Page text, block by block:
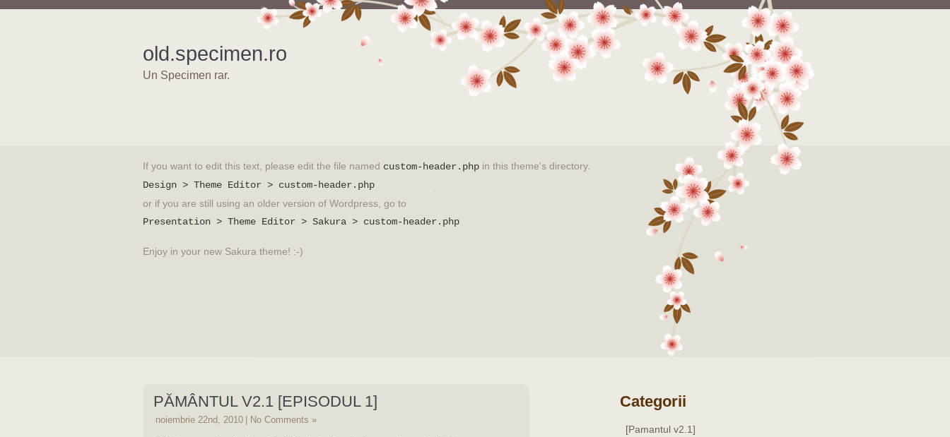
old.specimen.ro
Un Specimen rar.
If you want to edit this text, please edit the file named custom-header.php in this theme's directory.
Design > Theme Editor > custom-header.php
or if you are still using an older version of Wordpress, go to
Presentation > Theme Editor > Sakura > custom-header.php
Enjoy in your new Sakura theme! :-)
PĂMÂNTUL V2.1 [EPISODUL 1]
noiembrie 22nd, 2010 No Comments »
Categorii
[Pamantul v2.1]